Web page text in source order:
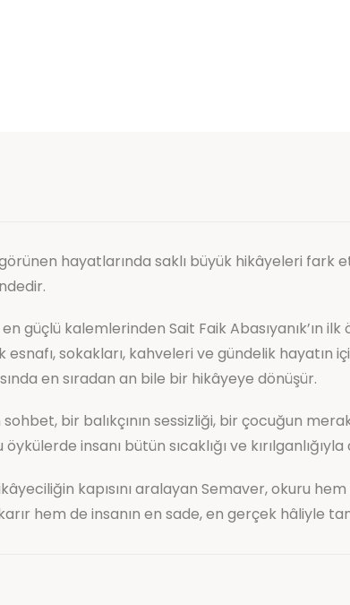
hayatlarında saklı büyük hikâyeleri fark
güçlü kalemlerinden Sait Faik Abasıyanık’ın ilk
esnafı, sokakları, kahveleri ve gündelik hayatın
en sıradan an bile bir hikâyeye dönüşür.
bir balıkçının sessizliği, bir çocuğun
insanı bütün sıcaklığı ve kırılganlığıyla
kapısını aralayan Semaver, okuru hem
hem de insanın en sade, en gerçek hâliyle